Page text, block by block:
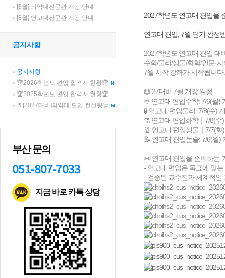
[8월] 의약대전문관 개강 안내
[8월] 연고대전문관 개강 안내
공지사항
공지사항
🏆2026학년도 편입 합격자 현황🏆
🏆2025학년도 편입 합격자 현황🏆
💊[2027대비]의약대 편입 컨설팅🩺
부산 문의
051-807-7033
지금 바로 카톡 상담